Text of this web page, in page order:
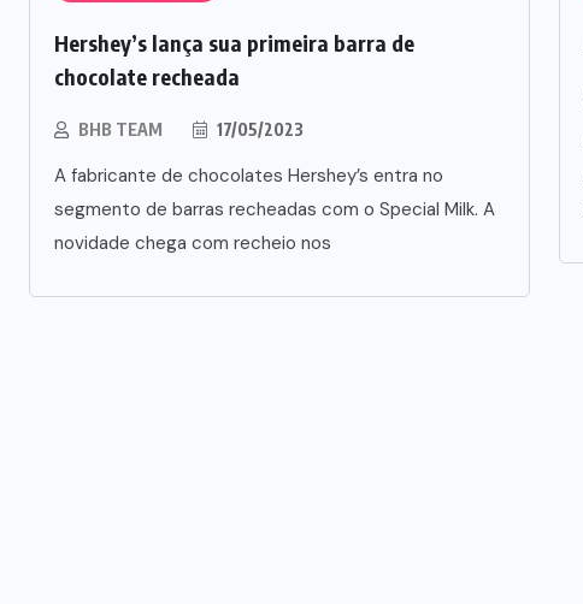
Hershey’s lança sua primeira barra de
chocolate recheada
BHB TEAM 17/05/2023
A fabricante de chocolates Hershey’s entra no
segmento de barras recheadas com o Special Milk. A
novidade chega com recheio nos